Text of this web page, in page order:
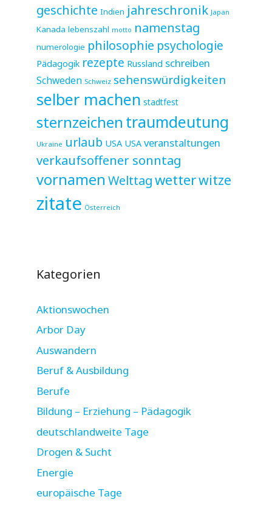
geschichte Indien jahreschronik Japan
Kanada lebenszahl motto namenstag
numerologie philosophie psychologie
Pädagogik rezepte Russland schreiben
Schweden Schweiz sehenswürdigkeiten
selber machen stadtfest
sternzeichen traumdeutung
Ukraine urlaub USA USA veranstaltungen
verkaufsoffener sonntag
vornamen Welttagwetterwitze
zitate Österreich
Kategorien
Aktionswochen
Arbor Day
Auswandern
Beruf & Ausbildung
Berufe
Bildung – Erziehung – Pädagogik
deutschlandweite Tage
Drogen & Sucht
Energie
europäische Tage